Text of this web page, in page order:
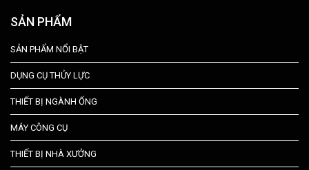
SẢN PHẨM
SẢN PHẨM NỔI BẬT
DỤNG CỤ THỦY LỰC
THIẾT BỊ NGÀNH ỐNG
MÁY CÔNG CỤ
THIẾT BỊ NHÀ XƯỞNG